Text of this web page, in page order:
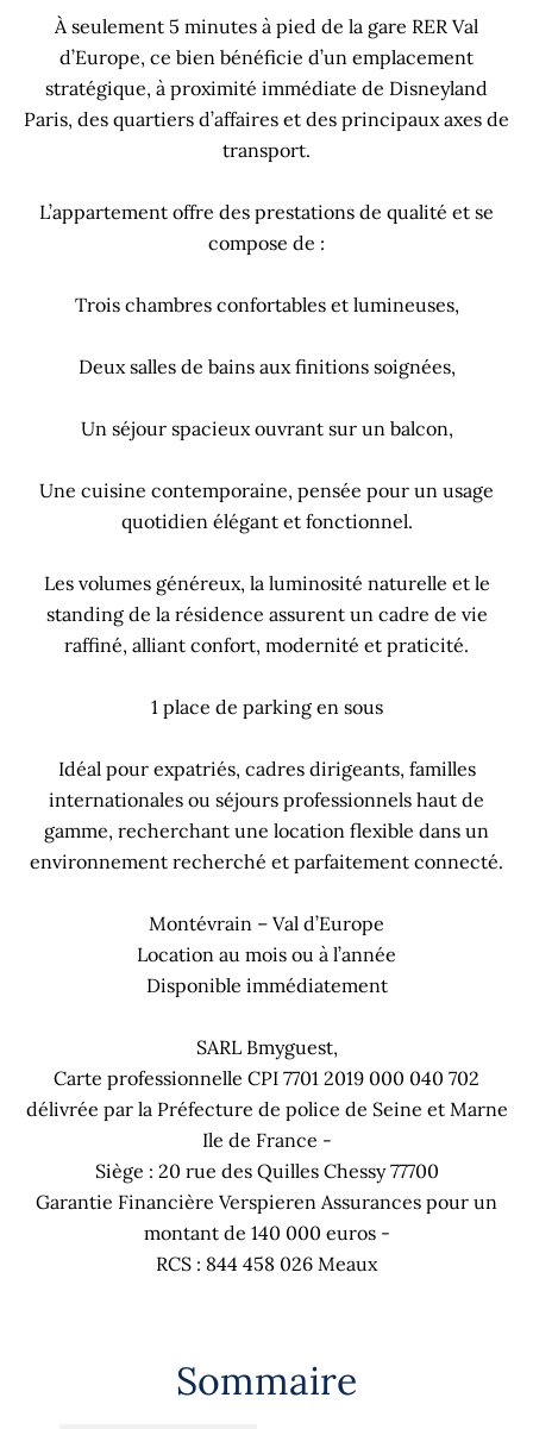
À seulement 5 minutes à pied de la gare RER Val
d’Europe, ce bien bénéficie d’un emplacement
stratégique, à proximité immédiate de Disneyland
Paris, des quartiers d’affaires et des principaux axes de
transport.
L’appartement offre des prestations de qualité et se
compose de :
Trois chambres confortables et lumineuses,
Deux salles de bains aux finitions soignées,
Un séjour spacieux ouvrant sur un balcon,
Une cuisine contemporaine, pensée pour un usage
quotidien élégant et fonctionnel.
Les volumes généreux, la luminosité naturelle et le
standing de la résidence assurent un cadre de vie
raffiné, alliant confort, modernité et praticité.
1 place de parking en sous
Idéal pour expatriés, cadres dirigeants, familles
internationales ou séjours professionnels haut de
gamme, recherchant une location flexible dans un
environnement recherché et parfaitement connecté.
Montévrain – Val d’Europe
Location au mois ou à l’année
Disponible immédiatement
SARL Bmyguest,
Carte professionnelle CPI 7701 2019 000 040 702
délivrée par la Préfecture de police de Seine et Marne
Ile de France -
Siège : 20 rue des Quilles Chessy 77700
Garantie Financière Verspieren Assurances pour un
montant de 140 000 euros -
RCS : 844 458 026 Meaux
Sommaire